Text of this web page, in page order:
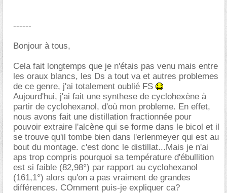
------
Bonjour à tous,
Cela fait longtemps que je n'étais pas venu mais entre
les oraux blancs, les Ds a tout va et autres problemes
de ce genre, j'ai totalement oublié FS
Aujourd'hui, j'ai fait une synthese de cyclohexène à
partir de cyclohexanol, d'où mon probleme. En effet,
nous avons fait une distillation fractionnée pour
pouvoir extraire l'alcène qui se forme dans le bicol et il
se trouve qu'il tombe bien dans l'erlenmeyer qui est au
bout du montage. c'est donc le distillat...Mais je n'ai
aps trop compris pourquoi sa température d'ébullition
est si faible (82,98°) par rapport au cyclohexanol
(161,1°) alors qu'on a pas vraiment de grandes
différences. COmment puis-je expliquer ca?